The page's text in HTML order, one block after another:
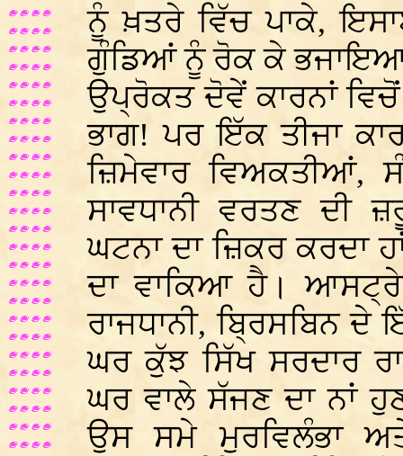
ਨੂੰ ਖ਼ਤਰੇ ਵਿੱਚ ਪਾਕੇ,
ਗੁੰਡਿਆਂ ਨੂੰ ਰੋਕ ਕੇ ਭਜਾਇਆ
ਉਪ੍ਰੋਕਤ ਦੋਵੇਂ ਕਾਰਨਾਂ
ਭਾਗ! ਪਰ ਇੱਕ ਤੀਜਾ
ਜ਼ਿਮੇਵਾਰ ਵਿਅਕਤੀਆਂ,
ਸਾਵਧਾਨੀ ਵਰਤਣ ਦੀ
ਘਟਨਾ ਦਾ ਜ਼ਿਕਰ ਕਰਦਾ
ਦਾ ਵਾਕਿਆ ਹੈ।
ਰਾਜਧਾਨੀ, ਬ੍ਰਿਸਬਿਨ
ਘਰ ਕੁੱਝ ਸਿੱਖ ਸਰਦਾਰ
ਘਰ ਵਾਲੇ ਸੱਜਣ ਦਾ ਨਾਂ
ਉਸ ਸਮੇ ਮੁਰਵਿਲੰਭਾ